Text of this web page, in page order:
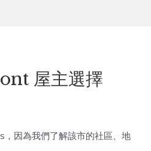
屋主選擇
因為我們了解該市的社區、地